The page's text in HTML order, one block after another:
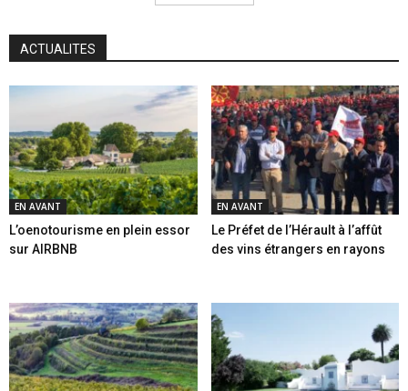
ACTUALITES
EN AVANT
L’oenotourisme en plein essor
sur AIRBNB
EN AVANT
Le Préfet de l’Hérault à l’affût
des vins étrangers en rayons